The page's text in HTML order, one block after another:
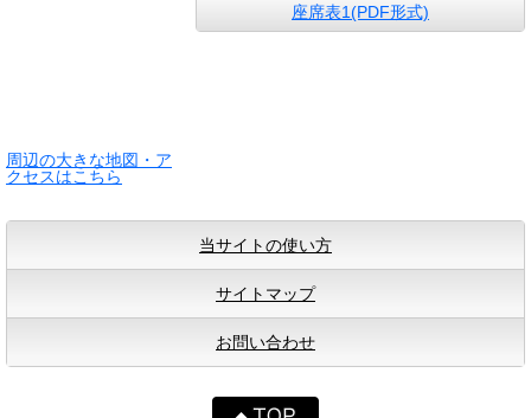
周辺の大きな地図・ア
クセスはこちら
座席表1(PDF形式)
当サイトの使い方
サイトマップ
お問い合わせ